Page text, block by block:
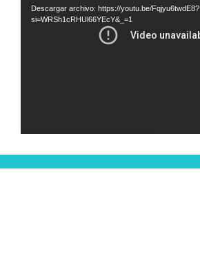
de
vídeo
Descargar archivo: https://youtu.be/Fqjyu6twdE8?
si=WRSh1cRHUl66YEcY&_=1